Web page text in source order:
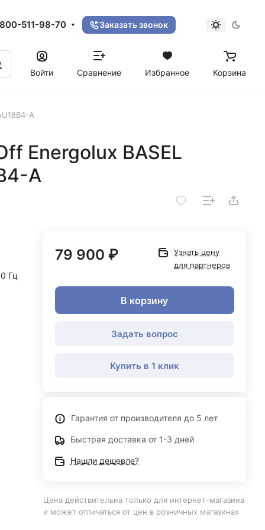
511-98-70 Заказать звонок
Войти Сравнение Избранное Корзина
A
Energolux BASEL
A
Гц
79 900 ₽
Узнать цену
для партнеров
В корзину
Задать вопрос
Купить в 1 клик
Гарантия от производителя до 5 лет
Быстрая доставка от 1-3 дней
Нашли дешевле?
Цена действительна только для интернет-магазина
и может отличаться от цен в розничных магазинах